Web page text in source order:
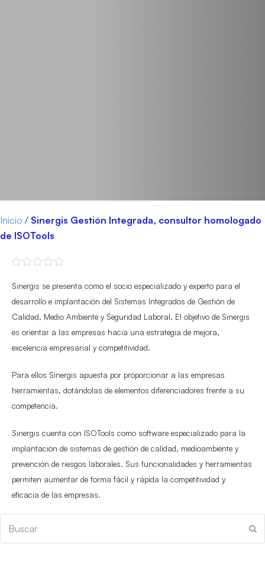
Inicio / Sinergis Gestión Integrada, consultor homologado
de ISOTools
Sinergis se presenta como el socio especializado y experto para el
desarrollo e implantación del Sistemas Integrados de Gestión de
Calidad, Medio Ambiente y Seguridad Laboral. El objetivo de Sinergis
es orientar a las empresas hacia una estrategia de mejora,
excelencia empresarial y competitividad.
Para ellos Sinergis apuesta por proporcionar a las empresas
herramientas, dotándolas de elementos diferenciadores frente a su
competencia.
Sinergis cuenta con ISOTools como software especializado para la
implantación de sistemas de gestión de calidad, medioambiente y
prevención de riesgos laborales. Sus funcionalidades y herramientas
permiten aumentar de forma fácil y rápida la competitividad y
eficacia de las empresas.